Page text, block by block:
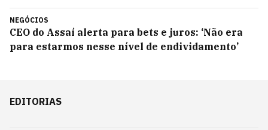
NEGÓCIOS
CEO do Assaí alerta para bets e juros: ‘Não era
para estarmos nesse nível de endividamento’
EDITORIAS